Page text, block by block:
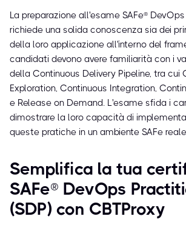
La preparazione all'esame SAFe®
richiede una solida conoscenza sia dei
della loro applicazione all'interno del
candidati devono avere familiarità con i
della Continuous Delivery Pipeline, tra cui
Exploration, Continuous Integration,
e Release on Demand. L'esame sfida i
dimostrare la loro capacità di
queste pratiche in un ambiente SAFe
Semplifica la tua
SAFe® DevOps
(SDP) con CBTProxy